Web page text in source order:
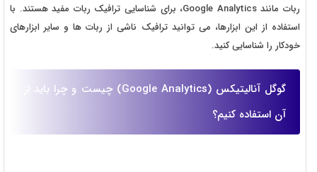
ربات مانند Google Analytics، برای شناسایی ترافیک ربات مفید هستند. با
استفاده از این ابزارها، می توانید ترافیک ناشی از ربات ها و سایر ابزارهای
خودکار را شناسایی کنید.
گوگل آنالیتیکس (Google Analytics) چیست و چرا باید از
آن استفاده کنیم؟